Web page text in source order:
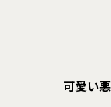
可愛い